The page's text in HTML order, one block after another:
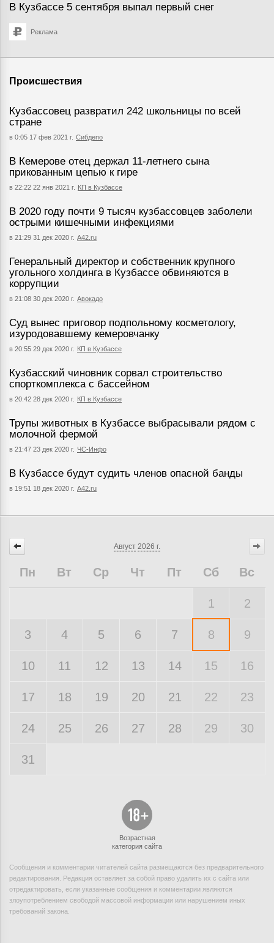
В Кузбассе 5 сентября выпал первый снег
Реклама
Происшествия
Кузбассовец развратил 242 школьницы по всей
стране
в 0:05 17 фев 2021 г. Сибдепо
В Кемерове отец держал 11-летнего сына
прикованным цепью к гире
в 22:22 22 янв 2021 г. КП в Кузбассе
В 2020 году почти 9 тысяч кузбассовцев заболели
острыми кишечными инфекциями
в 21:29 31 дек 2020 г. А42.ru
Генеральный директор и собственник крупного
угольного холдинга в Кузбассе обвиняются в
коррупции
в 21:08 30 дек 2020 г. Авокадо
Суд вынес приговор подпольному косметологу,
изуродовавшему кемеровчанку
в 20:55 29 дек 2020 г. КП в Кузбассе
Кузбасский чиновник сорвал строительство
спорткомплекса с бассейном
в 20:42 28 дек 2020 г. КП в Кузбассе
Трупы животных в Кузбассе выбрасывали рядом с
молочной фермой
в 21:47 23 дек 2020 г. ЧС-Инфо
В Кузбассе будут судить членов опасной банды
в 19:51 18 дек 2020 г. A42.ru
Август 2026 г.
Пн Вт Ср Чт Пт Сб Вс
1 2
3 4 5 6 7 8 9
10 11 12 13 14 15 16
17 18 19 20 21 22 23
24 25 26 27 28 29 30
31
Возрастная
категория сайта
Сообщения и комментарии читателей сайта размещаются без предварительного
редактирования. Редакция оставляет за собой право удалить их с сайта или
отредактировать, если указанные сообщения и комментарии являются
злоупотреблением свободой массовой информации или нарушением иных
требований закона.